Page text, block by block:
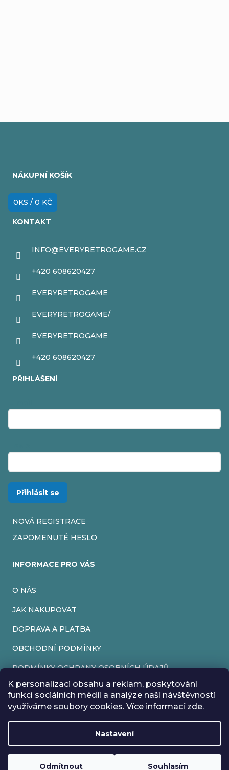
K personalizaci obsahu a reklam, poskytování
funkcí sociálních médií a analýze naší návštěvnosti
využíváme soubory cookies. Více informací zde.
Nastavení
Odmítnout Souhlasím
Rádi bychom vás informovali, že od 17. 7. do 24. 7. včetně
máme z důvodu dovolené zavřeno. Všechny objednávky
budou vyřízeny co nejdříve od 27. 7. :) Přejeme vám krásné
NÁKUPNÍ KOŠÍK
0KS / 0 KČ
KONTAKT
INFO@EVERYRETROGAME.CZ
+420 608620427
EVERYRETROGAME
EVERYRETROGAME/
EVERYRETROGAME
+420 608620427
PŘIHLÁŠENÍ
Přihlásit se
NOVÁ REGISTRACE
ZAPOMENUTÉ HESLO
INFORMACE PRO VÁS
O NÁS
JAK NAKUPOVAT
DOPRAVA A PLATBA
OBCHODNÍ PODMÍNKY
PODMÍNKY OCHRANY OSOBNÍCH ÚDAJŮ
VRÁCENÍ ZBOŽÍ
REKLAMACE
Vytvořil Shoptet
Copyright 2026EveryRetroGame. Všechna práva vyhrazena.
Upravit nastavení cookies
Loading